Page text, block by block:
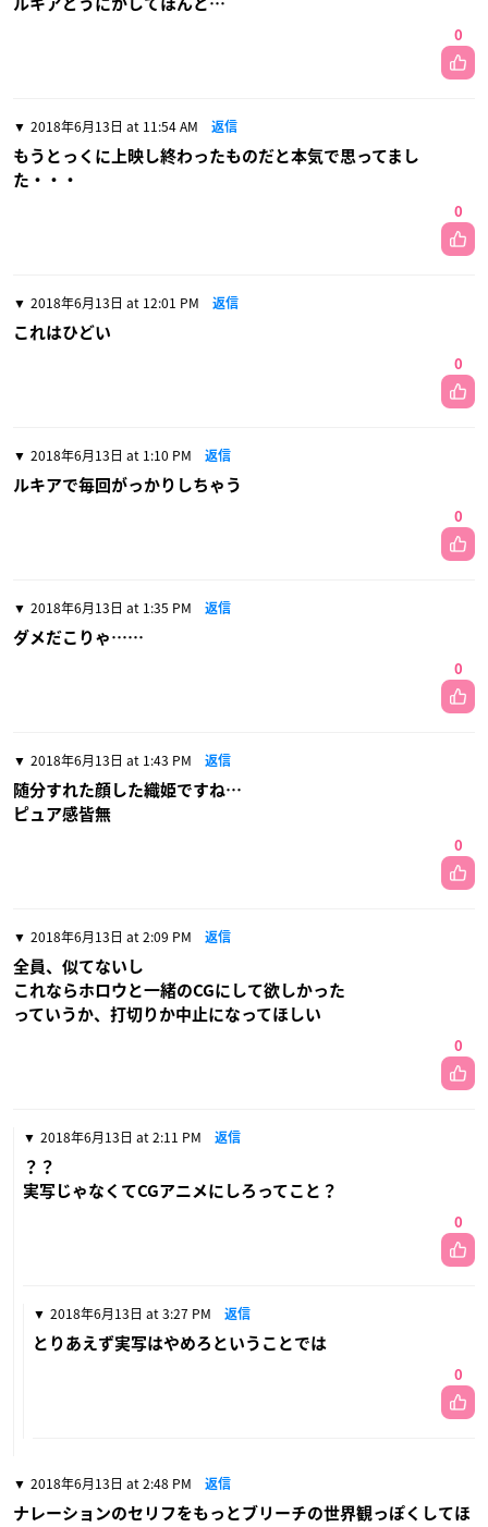
ルキアどうにかしてほんと…
0
2018年6月13日 at 11:54 AM 返信
もうとっくに上映し終わったものだと本気で思ってまし
た・・・
0
2018年6月13日 at 12:01 PM 返信
これはひどい
0
2018年6月13日 at 1:10 PM 返信
ルキアで毎回がっかりしちゃう
0
2018年6月13日 at 1:35 PM 返信
ダメだこりゃ……
0
2018年6月13日 at 1:43 PM 返信
随分すれた顔した織姫ですね…
ピュア感皆無
0
2018年6月13日 at 2:09 PM 返信
全員、似てないし
これならホロウと一緒のCGにして欲しかった
っていうか、打切りか中止になってほしい
0
2018年6月13日 at 2:11 PM 返信
？？
実写じゃなくてCGアニメにしろってこと？
0
2018年6月13日 at 3:27 PM 返信
とりあえず実写はやめろということでは
0
2018年6月13日 at 2:48 PM 返信
ナレーションのセリフをもっとブリーチの世界観っぽくしてほ